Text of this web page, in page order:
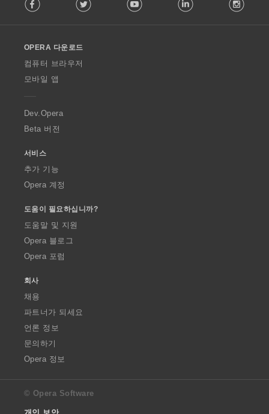
o
w
O
p
a
OPERA 다운로드
컴퓨터 브라우저
모바일 앱
Dev.Opera
Beta 버전
서비스
추가 기능
Opera 계정
도움이 필요하십니까?
도움말 및 지원
Opera 블로그
Opera 포럼
회사
채용
파트너가 되세요
언론 정보
문의하기
Opera 정보
© Opera Software